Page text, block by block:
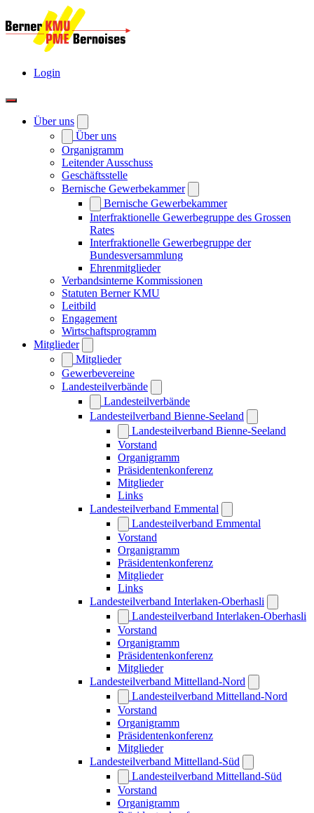
Login
Über uns
Über uns
Organigramm
Leitender Ausschuss
Geschäftsstelle
Bernische Gewerbekammer
Bernische Gewerbekammer
Interfraktionelle Gewerbegruppe des Grossen
Rates
Interfraktionelle Gewerbegruppe der
Bundesversammlung
Ehrenmitglieder
Verbandsinterne Kommissionen
Statuten Berner KMU
Leitbild
Engagement
Wirtschaftsprogramm
Mitglieder
Mitglieder
Gewerbevereine
Landesteilverbände
Landesteilverbände
Landesteilverband Bienne-Seeland
Landesteilverband Bienne-Seeland
Vorstand
Organigramm
Präsidentenkonferenz
Mitglieder
Links
Landesteilverband Emmental
Landesteilverband Emmental
Vorstand
Organigramm
Präsidentenkonferenz
Mitglieder
Links
Landesteilverband Interlaken-Oberhasli
Landesteilverband Interlaken-Oberhasli
Vorstand
Organigramm
Präsidentenkonferenz
Mitglieder
Landesteilverband Mittelland-Nord
Landesteilverband Mittelland-Nord
Vorstand
Organigramm
Präsidentenkonferenz
Mitglieder
Landesteilverband Mittelland-Süd
Landesteilverband Mittelland-Süd
Vorstand
Organigramm